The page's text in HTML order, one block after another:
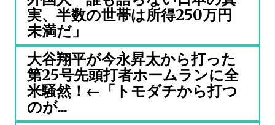
実、半数の世帯は所得250万円
未満だ」
大谷翔平が今永昇太から打った
第25号先頭打者ホームランに全
米騒然！←「トモダチから打つ
のが...